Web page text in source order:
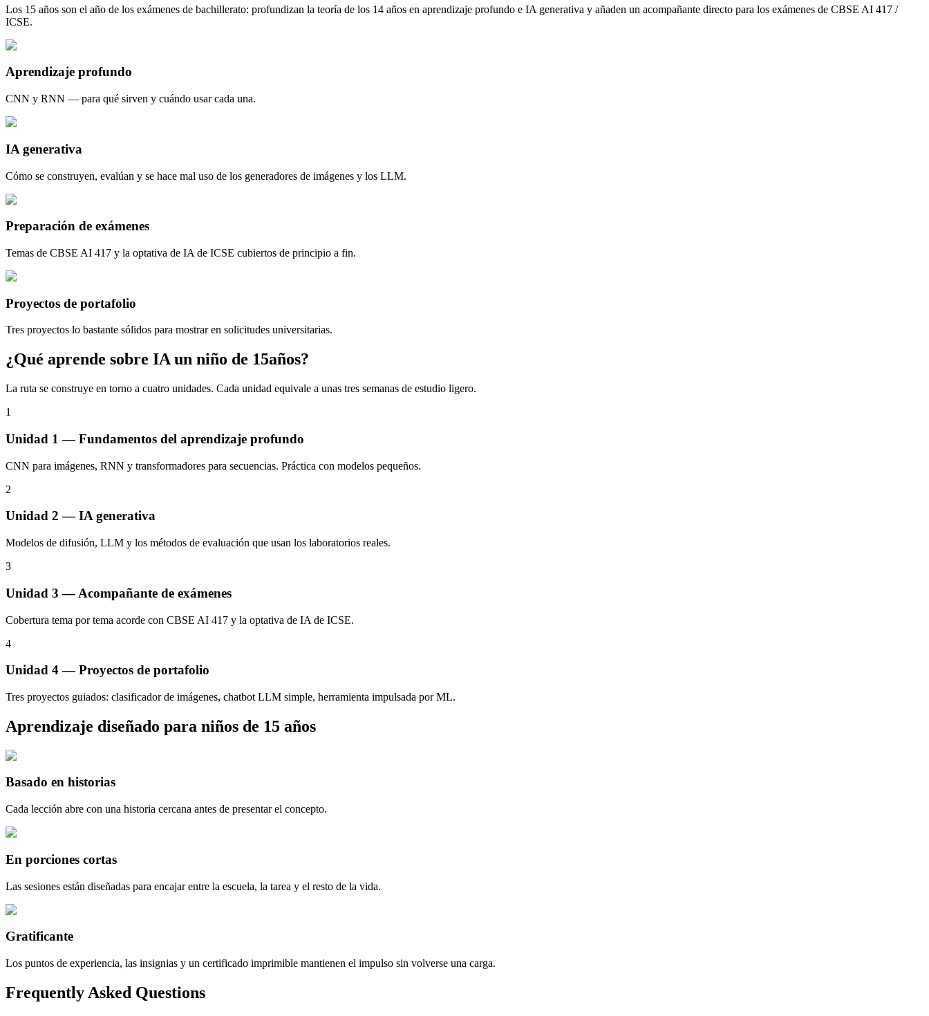
Los 15 años son el año de los exámenes de bachillerato: profundizan la teoría de los 14 años en aprendizaje profundo e IA generativa y añaden un acompañante directo para los exámenes de CBSE AI 417 /
ICSE.
Aprendizaje profundo
CNN y RNN — para qué sirven y cuándo usar cada una.
IA generativa
Cómo se construyen, evalúan y se hace mal uso de los generadores de imágenes y los LLM.
Preparación de exámenes
Temas de CBSE AI 417 y la optativa de IA de ICSE cubiertos de principio a fin.
Proyectos de portafolio
Tres proyectos lo bastante sólidos para mostrar en solicitudes universitarias.
¿Qué aprende sobre IA un niño de 15años?
La ruta se construye en torno a cuatro unidades. Cada unidad equivale a unas tres semanas de estudio ligero.
1
Unidad 1 — Fundamentos del aprendizaje profundo
CNN para imágenes, RNN y transformadores para secuencias. Práctica con modelos pequeños.
2
Unidad 2 — IA generativa
Modelos de difusión, LLM y los métodos de evaluación que usan los laboratorios reales.
3
Unidad 3 — Acompañante de exámenes
Cobertura tema por tema acorde con CBSE AI 417 y la optativa de IA de ICSE.
4
Unidad 4 — Proyectos de portafolio
Tres proyectos guiados: clasificador de imágenes, chatbot LLM simple, herramienta impulsada por ML.
Aprendizaje diseñado para niños de 15 años
Basado en historias
Cada lección abre con una historia cercana antes de presentar el concepto.
En porciones cortas
Las sesiones están diseñadas para encajar entre la escuela, la tarea y el resto de la vida.
Gratificante
Los puntos de experiencia, las insignias y un certificado imprimible mantienen el impulso sin volverse una carga.
Frequently Asked Questions